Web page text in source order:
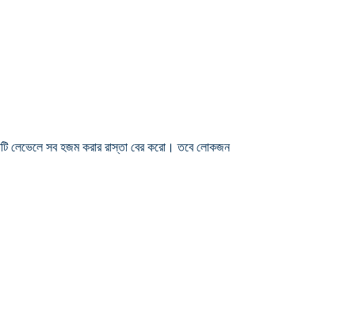
লেভেলে সব হজম করার রাস্তা বের করো। তবে লোকজন
ক্যাকটি এবং পাথর থেকে গাছ এবং বাক্স পর্যন্ত